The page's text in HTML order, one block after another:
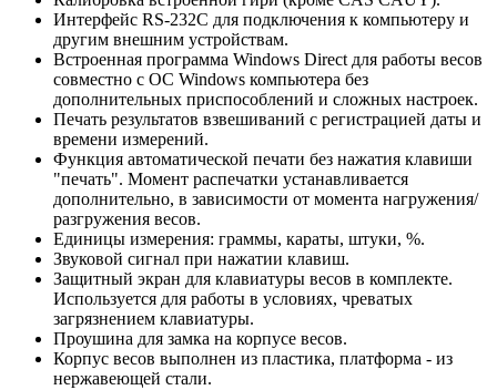
Интерфейс RS-232C для подключения к компьютеру и
другим внешним устройствам.
Встроенная программа Windows Direct для работы весов
совместно с ОС Windows компьютера без
дополнительных приспособлений и сложных настроек.
Печать результатов взвешиваний с регистрацией даты и
времени измерений.
Функция автоматической печати без нажатия клавиши
"печать". Момент распечатки устанавливается
дополнительно, в зависимости от момента нагружения/
разгружения весов.
Единицы измерения: граммы, караты, штуки, %.
Звуковой сигнал при нажатии клавиш.
Защитный экран для клавиатуры весов в комплекте.
Используется для работы в условиях, чреватых
загрязнением клавиатуры.
Проушина для замка на корпусе весов.
Корпус весов выполнен из пластика, платформа - из
нержавеющей стали.